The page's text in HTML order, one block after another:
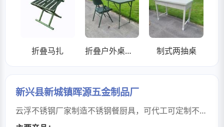
折叠马扎 折叠户外桌吹塑长条会议桌摆摊专用学习桌便携式塑料桌 制式两抽桌
新兴县新城镇晖源五金制品厂
云浮不锈钢厂家制造不锈钢餐厨具，可代工可定制不锈钢汤锅，炒锅，不锈钢碗，煎盘等